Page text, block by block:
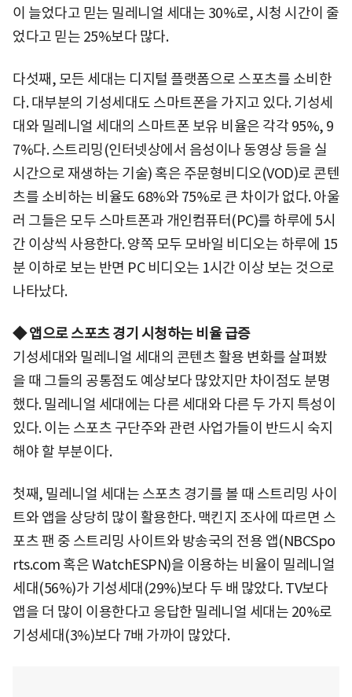
이 늘었다고 믿는 밀레니얼 세대는 30%로, 시청 시간이 줄
었다고 믿는 25%보다 많다.
다섯째, 모든 세대는 디지털 플랫폼으로 스포츠를 소비한
다. 대부분의 기성세대도 스마트폰을 가지고 있다. 기성세
대와 밀레니얼 세대의 스마트폰 보유 비율은 각각 95%, 9
7%다. 스트리밍(인터넷상에서 음성이나 동영상 등을 실
시간으로 재생하는 기술) 혹은 주문형비디오(VOD)로 콘텐
츠를 소비하는 비율도 68%와 75%로 큰 차이가 없다. 아울
러 그들은 모두 스마트폰과 개인컴퓨터(PC)를 하루에 5시
간 이상씩 사용한다. 양쪽 모두 모바일 비디오는 하루에 15
분 이하로 보는 반면 PC 비디오는 1시간 이상 보는 것으로
나타났다.
◆ 앱으로 스포츠 경기 시청하는 비율 급증
기성세대와 밀레니얼 세대의 콘텐츠 활용 변화를 살펴봤
을 때 그들의 공통점도 예상보다 많았지만 차이점도 분명
했다. 밀레니얼 세대에는 다른 세대와 다른 두 가지 특성이
있다. 이는 스포츠 구단주와 관련 사업가들이 반드시 숙지
해야 할 부분이다.
첫째, 밀레니얼 세대는 스포츠 경기를 볼 때 스트리밍 사이
트와 앱을 상당히 많이 활용한다. 맥킨지 조사에 따르면 스
포츠 팬 중 스트리밍 사이트와 방송국의 전용 앱(NBCSpo
rts.com 혹은 WatchESPN)을 이용하는 비율이 밀레니얼
세대(56%)가 기성세대(29%)보다 두 배 많았다. TV보다
앱을 더 많이 이용한다고 응답한 밀레니얼 세대는 20%로
기성세대(3%)보다 7배 가까이 많았다.